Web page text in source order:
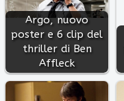
Argo, nuovo
poster e 6 clip del
thriller di Ben
Affleck